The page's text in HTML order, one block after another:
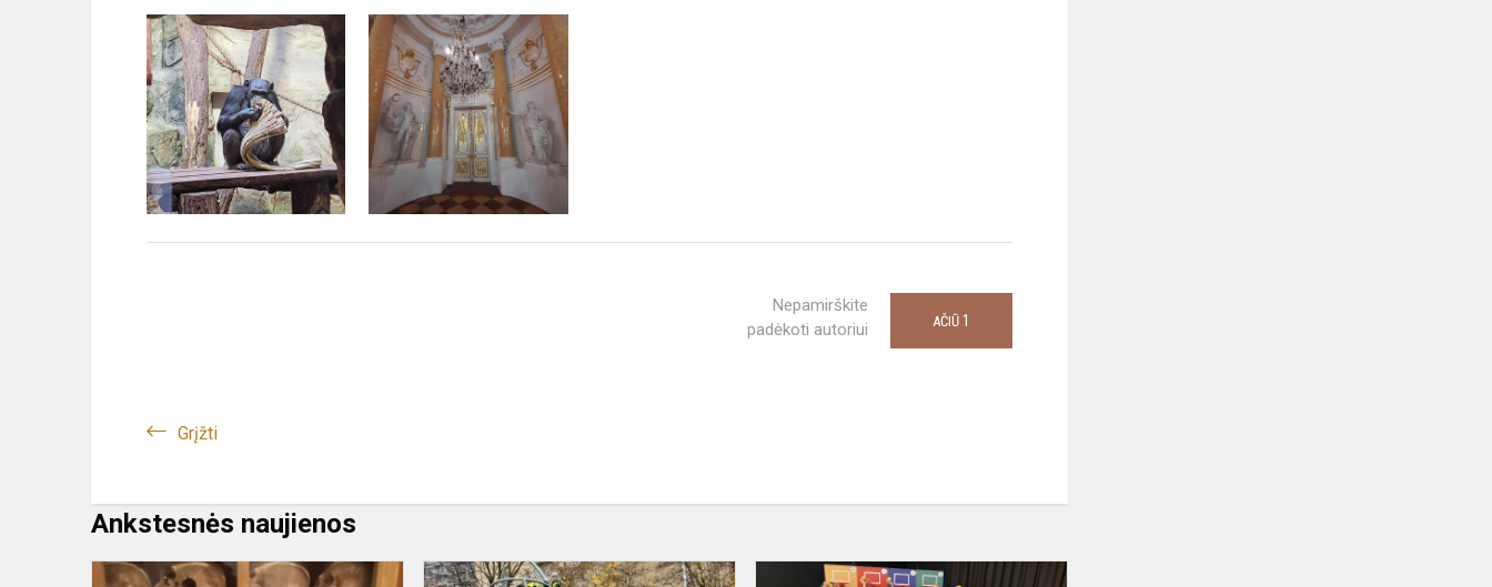
Nepamirškite
padėkoti autoriui
AČIŪ 1
Grįžti
Ankstesnės naujienos
Svečiuose
Apsilankymas
Atliekų